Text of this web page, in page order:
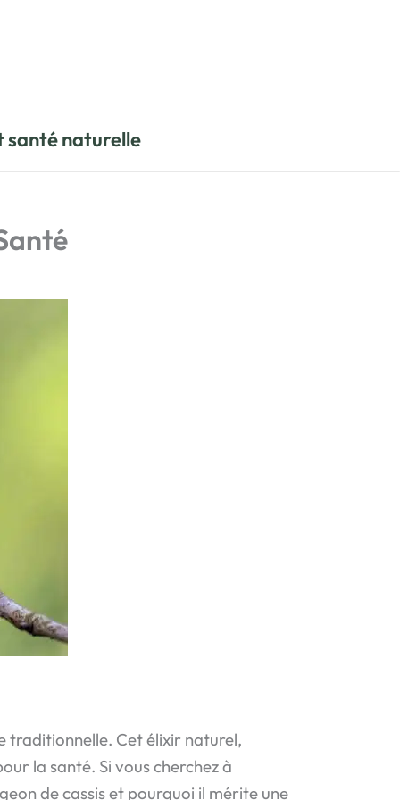
santé naturelle
traditionnelle. Cet élixir naturel,
la santé. Si vous cherchez à
de cassis et pourquoi il mérite une